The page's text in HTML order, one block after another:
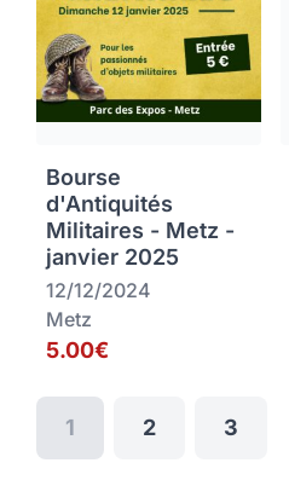
Bourse
d'Antiquités
Militaires - Metz -
janvier 2025
12/12/2024
Metz
5.00€
1 2 3